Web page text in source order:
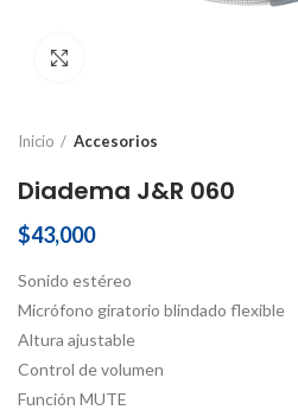
Inicio Accesorios
Diadema J&R 060
$43,000
Sonido estéreo
Micrófono giratorio blindado flexible
Altura ajustable
Control de volumen
Función MUTE